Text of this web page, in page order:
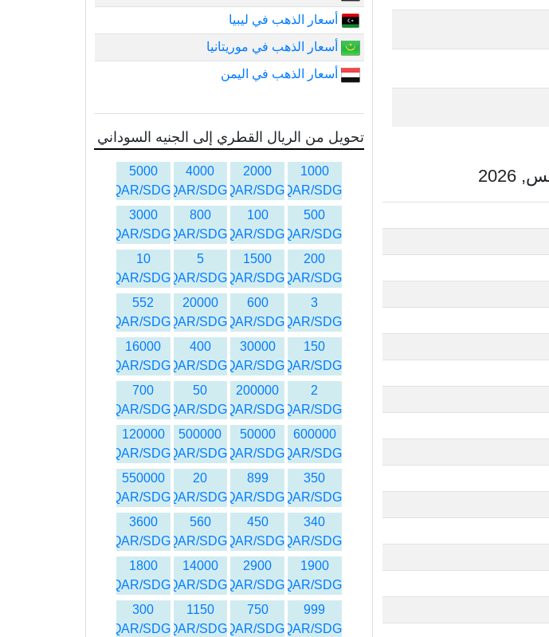
أسعار الذهب في ليبيا
أسعار الذهب في موريتانيا
أسعار الذهب في اليمن
تحويل من الريال القطري إلى الجنيه السوداني
1000
QAR/SDG
2000
QAR/SDG
4000
QAR/SDG
5000
QAR/SDG
500
QAR/SDG
100
QAR/SDG
800
QAR/SDG
3000
QAR/SDG
200
QAR/SDG
1500
QAR/SDG
5
QAR/SDG
10
QAR/SDG
3
QAR/SDG
600
QAR/SDG
20000
QAR/SDG
552
QAR/SDG
150
QAR/SDG
30000
QAR/SDG
400
QAR/SDG
16000
QAR/SDG
2
QAR/SDG
200000
QAR/SDG
50
QAR/SDG
700
QAR/SDG
600000
QAR/SDG
50000
QAR/SDG
500000
QAR/SDG
120000
QAR/SDG
350
QAR/SDG
899
QAR/SDG
20
QAR/SDG
550000
QAR/SDG
340
QAR/SDG
450
QAR/SDG
560
QAR/SDG
3600
QAR/SDG
1900
QAR/SDG
2900
QAR/SDG
14000
QAR/SDG
1800
QAR/SDG
999
QAR/SDG
750
QAR/SDG
1150
QAR/SDG
300
QAR/SDG